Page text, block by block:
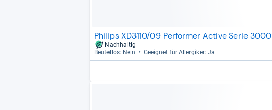
Philips XD3110/09 Performer Active Serie 3000
Nachhaltig
Beu­tel­los: Nein
Geeig­net für All­er­gi­ker: Ja